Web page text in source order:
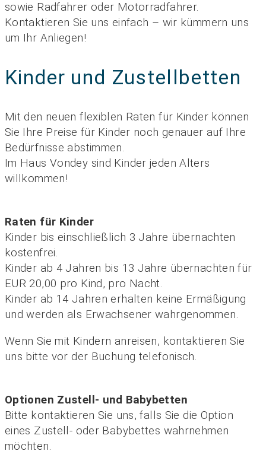
sowie Radfahrer oder Motorradfahrer.
Kontaktieren Sie uns einfach – wir kümmern uns
um Ihr Anliegen!
Kinder und Zustellbetten
Mit den neuen flexiblen Raten für Kinder können
Sie Ihre Preise für Kinder noch genauer auf Ihre
Bedürfnisse abstimmen.
Im Haus Vondey sind Kinder jeden Alters
willkommen!
Raten für Kinder
Kinder bis einschließlich 3 Jahre übernachten
kostenfrei.
Kinder ab 4 Jahren bis 13 Jahre übernachten für
EUR 20,00 pro Kind, pro Nacht.
Kinder ab 14 Jahren erhalten keine Ermäßigung
und werden als Erwachsener wahrgenommen.
Wenn Sie mit Kindern anreisen, kontaktieren Sie
uns bitte vor der Buchung telefonisch.
Optionen Zustell- und Babybetten
Bitte kontaktieren Sie uns, falls Sie die Option
eines Zustell- oder Babybettes wahrnehmen
möchten.